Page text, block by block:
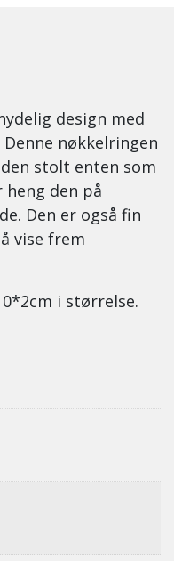
design med
nøkkelringen
stolt enten som
den på
Den er også fin
vise frem
i størrelse.